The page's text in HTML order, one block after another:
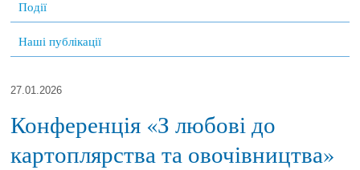
Події
Наші публікації
27.01.2026
Конференція «З любові до
картоплярства та овочівництва»